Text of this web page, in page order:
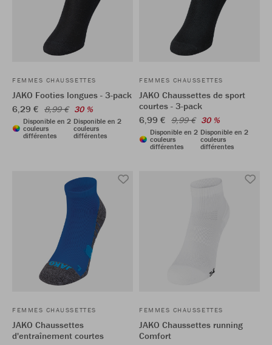
FEMMES CHAUSSETTES
JAKO Footies longues - 3-pack
6,29 € 8,99 € 30 %
Disponible en 2
couleurs
différentes
Disponible en 2
couleurs
différentes
FEMMES CHAUSSETTES
JAKO Chaussettes de sport
courtes - 3-pack
6,99 € 9,99 € 30 %
Disponible en 2
couleurs
différentes
Disponible en 2
couleurs
différentes
FEMMES CHAUSSETTES
JAKO Chaussettes
d'entraînement courtes
FEMMES CHAUSSETTES
JAKO Chaussettes running
Comfort